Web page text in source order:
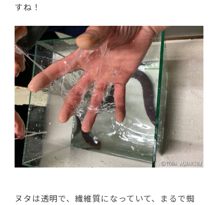
すね！
ヌタは透明で、繊維質になっていて、まるで蜘